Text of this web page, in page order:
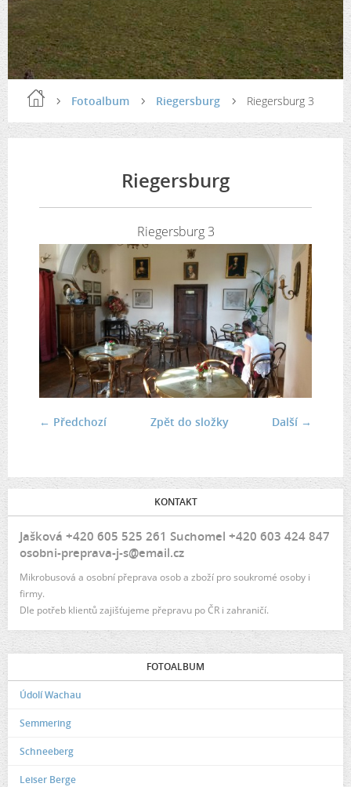
Fotoalbum Riegersburg Riegersburg 3
Riegersburg
Riegersburg 3
← Předchozí Další →
Zpět do složky
KONTAKT
Jašková +420 605 525 261 Suchomel +420 603 424 847
osobni-preprava-j-s@email.cz
Mikrobusová a osobní přeprava osob a zboží pro soukromé osoby i
firmy.
Dle potřeb klientů zajišťujeme přepravu po ČR i zahraničí.
FOTOALBUM
Údolí Wachau
Semmering
Schneeberg
Leiser Berge